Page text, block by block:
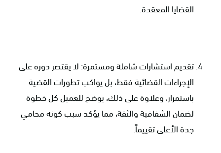
القضايا المعقدة.
تقديم استشارات شاملة ومستمرة: لا يقتصر دوره على
الإجراءات القضائية فقط، بل يواكب تطورات القضية
باستمرار، وعلاوة على ذلك، يوضح للعميل كل خطوة
لضمان الشفافية والثقة، مما يؤكد سبب كونه محامي
جدة الأعلى تقييماً.